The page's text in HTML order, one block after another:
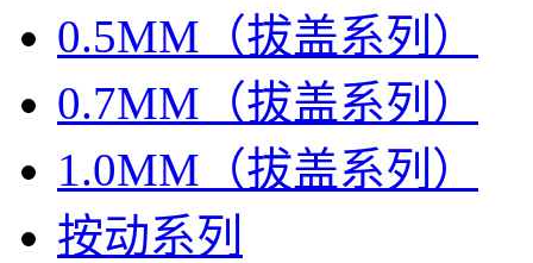
0.5MM（拔盖系列）
0.7MM（拔盖系列）
1.0MM（拔盖系列）
按动系列